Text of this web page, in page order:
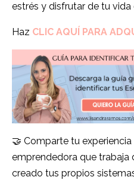
estrés y disfrutar de tu
Haz CLIC AQUÍ PARA
🤝 Comparte tu
emprendedora que trabaja
creado tus propios